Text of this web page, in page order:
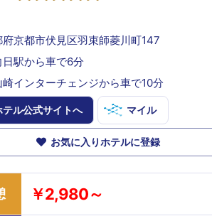
府京都市伏見区羽束師菱川町147
日駅から車で6分
崎インターチェンジから車で10分
テル公式サイトへ マイル
お気に入りホテルに登録
￥2,980～